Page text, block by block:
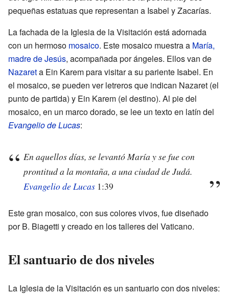
pequeñas estatuas que representan a Isabel y Zacarías.
La fachada de la Iglesia de la Visitación está adornada
con un hermoso mosaico. Este mosaico muestra a María,
madre de Jesús, acompañada por ángeles. Ellos van de
Nazareta Ein Karem para visitar a su pariente Isabel. En
el mosaico, se pueden ver letreros que indican Nazaret (el
punto de partida) y Ein Karem (el destino). Al pie del
mosaico, en un marco dorado, se lee un texto en latín del
Evangelio de Lucas:
En aquellos días, se levantó María y se fue con
prontitud a la montaña, a una ciudad de Judá.
Evangelio de Lucas 1:39
Este gran mosaico, con sus colores vivos, fue diseñado
por B. Biagetti y creado en los talleres del Vaticano.
El santuario de dos niveles
La Iglesia de la Visitación es un santuario con dos niveles: